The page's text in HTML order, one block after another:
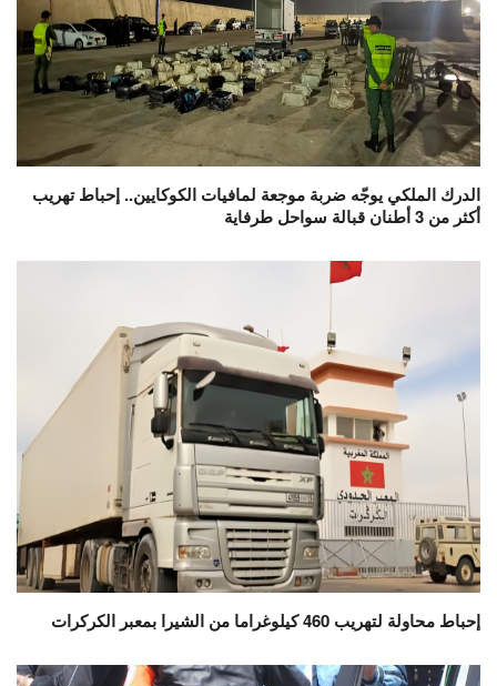
الدرك الملكي يوجّه ضربة موجعة لمافيات الكوكايين.. إحباط تهريب
أكثر من 3 أطنان قبالة سواحل طرفاية
إحباط محاولة لتهريب 460 كيلوغراما من الشيرا بمعبر الكركرات